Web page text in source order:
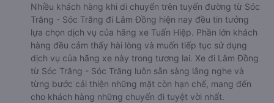
Nhiều khách hàng khi di chuyển trên tuyến đường từ Sóc
Trăng - Sóc Trăng đi Lâm Đồng hiện nay đều tin tưởng
lựa chọn dịch vụ của hãng xe Tuấn Hiệp. Phần lớn khách
hàng đều cảm thấy hài lòng và muốn tiếp tục sử dụng
dịch vụ của hãng xe này trong tương lai. Xe đi Lâm Đồng
từ Sóc Trăng - Sóc Trăng luôn sẵn sàng lắng nghe và
từng bước cải thiện những mặt còn hạn chế, mang đến
cho khách hàng những chuyến đi tuyệt vời nhất.